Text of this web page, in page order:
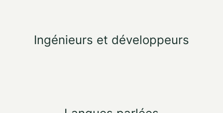
Ingénieurs et développeurs